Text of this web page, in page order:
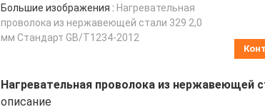
Большие изображения : Нагревательная
проволока из нержавеющей стали 329 2,0
мм Стандарт GB/T1234-2012
Нагревательная проволока из нержавеющей
описание